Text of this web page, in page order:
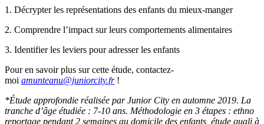
1. Décrypter les représentations des enfants du mieux-manger
2. Comprendre l’impact sur leurs comportements alimentaires
3. Identifier les leviers pour adresser les enfants
Pour en savoir plus sur cette étude, contactez-
moi amunteanu@juniorcity.fr!
*Étude approfondie réalisée par Junior City en automne 2019. La
tranche d’âge étudiée : 7-10 ans. Méthodologie en 3 étapes : ethno
reportage pendant 2 semaines au domicile des enfants, étude quali à